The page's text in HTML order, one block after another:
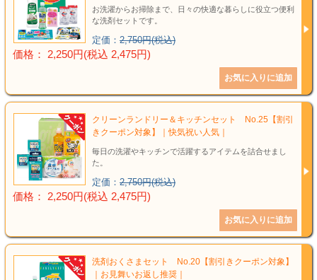
お洗濯からお掃除まで、日々の快適な暮らしに役立つ便利
な洗剤セットです。
定価： 2,750円(税込)
価格： 2,250円(税込 2,475円)
クリーンランドリー＆キッチンセット No.25【割引
きクーポン対象】｜快気祝い人気｜
毎日の洗濯やキッチンで活躍するアイテムを詰合せまし
た。
定価： 2,750円(税込)
価格： 2,250円(税込 2,475円)
洗剤おくさまセット No.20【割引きクーポン対象】
｜お見舞いお返し推奨｜